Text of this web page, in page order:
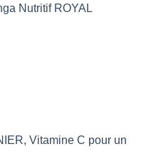
Nutritif ROYAL
Vitamine C pour un